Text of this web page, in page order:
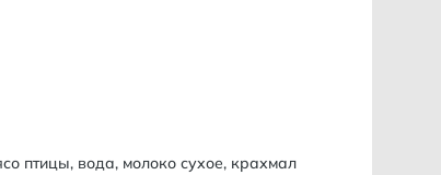
птицы, вода, молоко сухое, крахмал